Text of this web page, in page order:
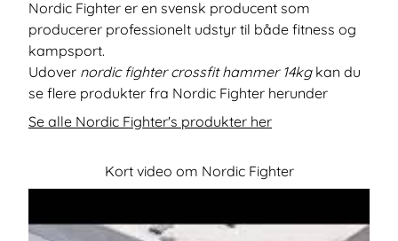
Nordic Fighter er en svensk producent som
producerer professionelt udstyr til både fitness og
kampsport.
Udover nordic fighter crossfit hammer 14kgkan du
se flere produkter fra Nordic Fighter herunder
Se alle Nordic Fighter's produkter her
Kort video om Nordic Fighter